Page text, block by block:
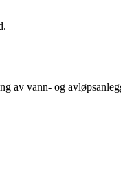
av vann- og